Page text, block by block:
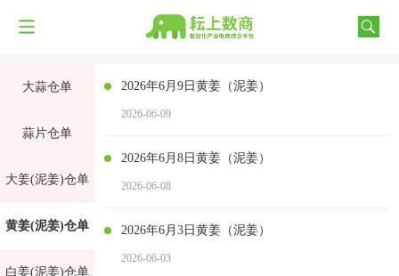
大蒜仓单
蒜片仓单
大姜(泥姜)仓单
黄姜(泥姜)仓单
白姜(泥姜)仓单
2026年6月9日黄姜（泥姜）
2026-06-09
2026年6月8日黄姜（泥姜）
2026-06-08
2026年6月3日黄姜（泥姜）
2026-06-03